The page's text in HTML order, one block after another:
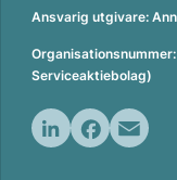
Ansvarig utgivare:
Serviceaktiebolag)